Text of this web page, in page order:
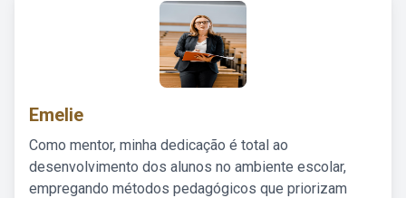
Emelie
Como mentor, minha dedicação é total ao
desenvolvimento dos alunos no ambiente escolar,
empregando métodos pedagógicos que priorizam